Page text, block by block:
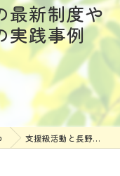
最新制度や
実践事例
支援級活動と長野県の最新制度や子どもの発達支援の実践事例